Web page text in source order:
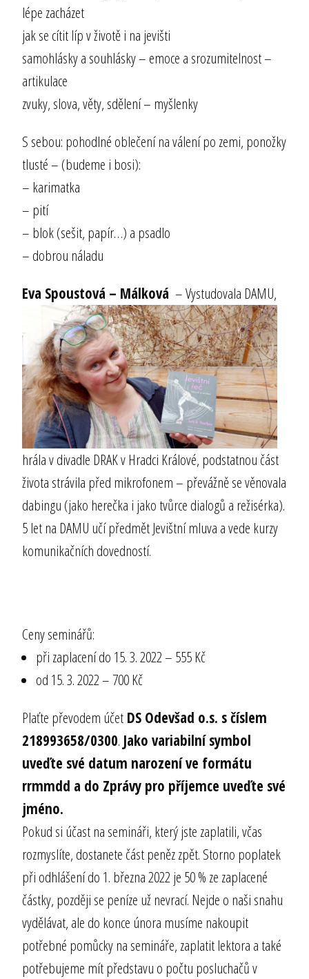
lépe zacházet
jak se cítit líp v životě i na jevišti
samohlásky a souhlásky – emoce a srozumitelnost –
artikulace
zvuky, slova, věty, sdělení – myšlenky
S sebou: pohodlné oblečení na válení po zemi, ponožky
tlusté – (budeme i bosi):
– karimatka
– pití
– blok (sešit, papír…) a psadlo
– dobrou náladu
Eva Spoustová – Málková – Vystudovala DAMU,
hrála v divadle DRAK v Hradci Králové, podstatnou část
života strávila před mikrofonem – převážně se věnovala
dabingu (jako herečka i jako tvůrce dialogů a režisérka).
5 let na DAMU učí předmět Jevištní mluva a vede kurzy
komunikačních dovedností.
Ceny seminářů:
při zaplacení do 15. 3. 2022 – 555 Kč
od 15. 3. 2022 – 700 Kč
Plaťte převodem účet DS Odevšad o.s. s číslem
218993658/0300. Jako variabilní symbol
uveďte své datum narození ve formátu
rrmmdd a do Zprávy pro příjemce uveďte své
jméno.
Pokud si účast na semináři, který jste zaplatili, včas
rozmyslíte, dostanete část peněz zpět. Storno poplatek
při odhlášení do 1. března 2022 je 50 % ze zaplacené
částky, později se peníze už nevrací. Nejde o naši snahu
vydělávat, ale do konce února musíme nakoupit
potřebné pomůcky na semináře, zaplatit lektora a také
potřebujeme mít představu o počtu posluchačů v